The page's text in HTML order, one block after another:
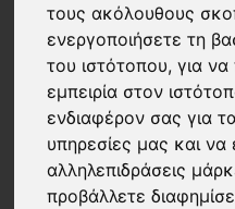
τους ακόλουθους
ενεργοποιήσετε τη
του ιστότοπου,για
εμπειρία στον
ενδιαφέρον σας για
υπηρεσίες μας και να
αλληλεπιδράσεις
προβάλλετε